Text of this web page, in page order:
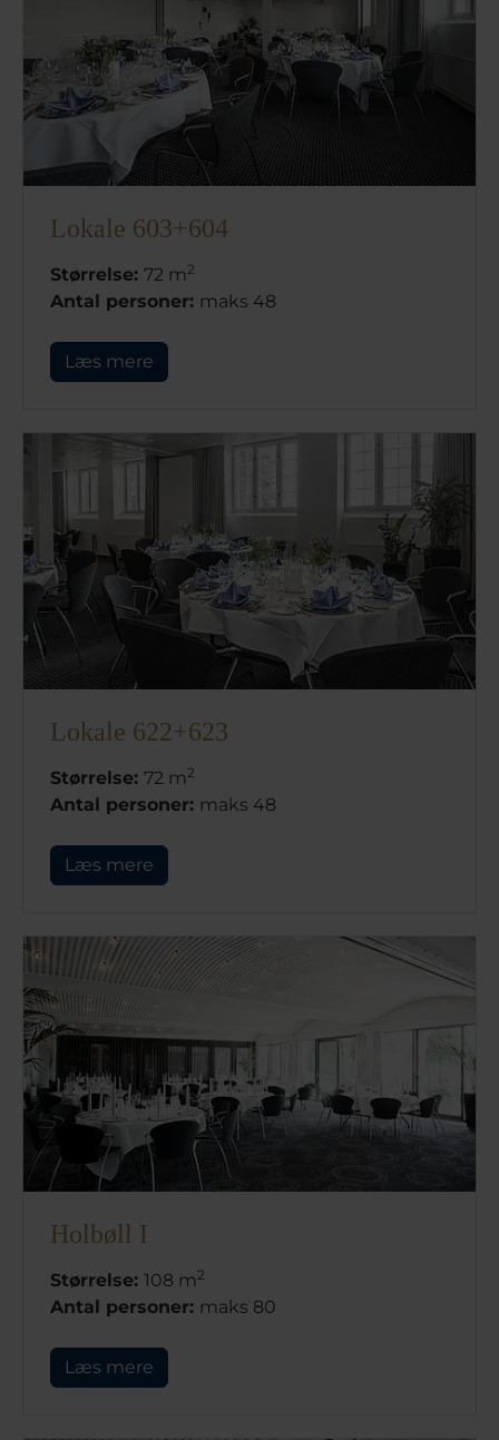
Lokale 603+604
Størrelse: 72 m2
Antal personer: maks 48
Læs mere
Lokale 622+623
Størrelse: 72 m2
Antal personer: maks 48
Læs mere
Holbøll I
Størrelse: 108 m2
Antal personer: maks 80
Læs mere